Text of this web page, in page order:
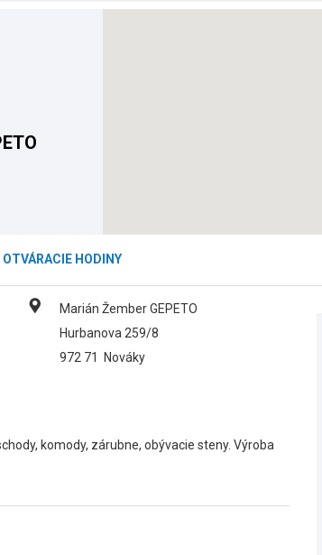
OTVÁRACIE HODINY
Marián Žember GEPETO
Hurbanova 259/8
972 71
Nováky
komody, zárubne, obývacie steny. Výroba